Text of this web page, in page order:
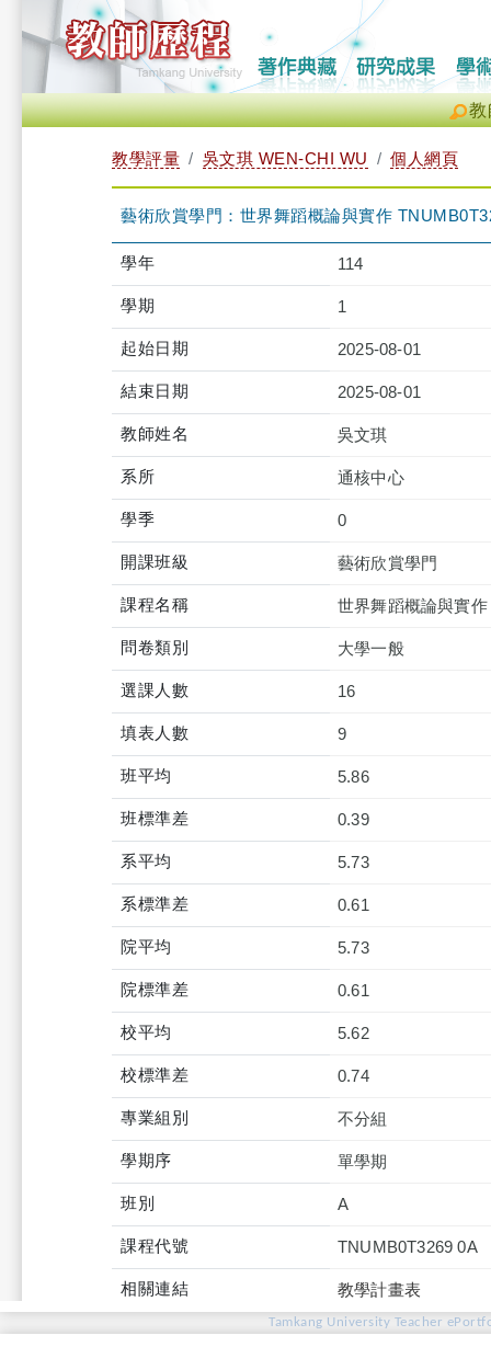
教
教學評量 吳文琪 WEN-CHI WU 個人網頁
藝術欣賞學門：世界舞蹈概論與實作
學年 114
學期 1
起始日期 2025-08-01
結束日期 2025-08-01
教師姓名 吳文琪
系所 通核中心
學季 0
開課班級 藝術欣賞學門
課程名稱 世界舞蹈概論與實作
問卷類別 大學一般
選課人數 16
填表人數 9
班平均 5.86
班標準差 0.39
系平均 5.73
系標準差 0.61
院平均 5.73
院標準差 0.61
校平均 5.62
校標準差 0.74
專業組別 不分組
學期序 單學期
班別 A
課程代號 TNUMB0T3269 0A
相關連結 教學計畫表
Tamkang University Teacher